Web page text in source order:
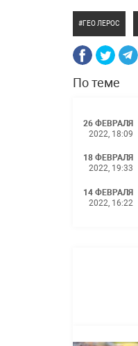
ГЕО ЛЕРОС
По теме
26 ФЕВРАЛЯ
2022, 18:09
18 ФЕВРАЛЯ
2022, 19:33
14 ФЕВРАЛЯ
2022, 16:22